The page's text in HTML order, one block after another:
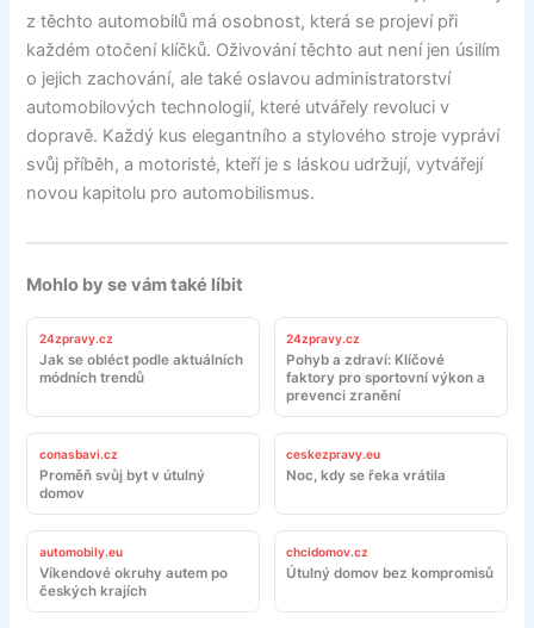
z těchto automobilů má osobnost, která se projeví při
každém otočení klíčků. Oživování těchto aut není jen úsilím
o jejich zachování, ale také oslavou administratorství
automobilových technologií, které utvářely revoluci v
dopravě. Každý kus elegantního a stylového stroje vypráví
svůj příběh, a motoristé, kteří je s láskou udržují, vytvářejí
novou kapitolu pro automobilismus.
Mohlo by se vám také líbit
24zpravy.cz
Jak se obléct podle aktuálních
módních trendů
24zpravy.cz
Pohyb a zdraví: Klíčové
faktory pro sportovní výkon a
prevenci zranění
conasbavi.cz
Proměň svůj byt v útulný
domov
ceskezpravy.eu
Noc, kdy se řeka vrátila
automobily.eu
Víkendové okruhy autem po
českých krajích
chcidomov.cz
Útulný domov bez kompromisů